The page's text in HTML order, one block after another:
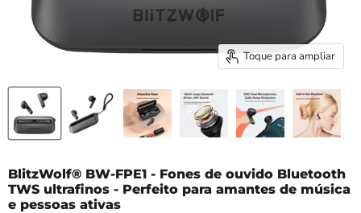
Toque para ampliar
BlitzWolf® BW-FPE1 - Fones de ouvido Bluetooth
TWS ultrafinos - Perfeito para amantes de música
e pessoas ativas